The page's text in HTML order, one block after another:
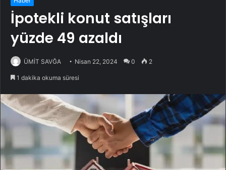
İpotekli konut satışları
yüzde 49 azaldı
ÜMİT SAVĞA Nisan 22, 2024 0 2
1 dakika okuma süresi